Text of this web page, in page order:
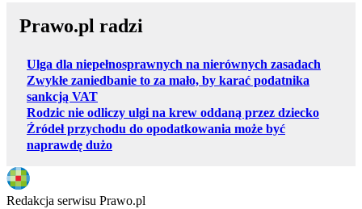
Prawo.pl radzi
Ulga dla niepełnosprawnych na nierównych zasadach
Zwykłe zaniedbanie to za mało, by karać podatnika
sankcją VAT
Rodzic nie odliczy ulgi na krew oddaną przez dziecko
Źródeł przychodu do opodatkowania może być
naprawdę dużo
Redakcja serwisu Prawo.pl